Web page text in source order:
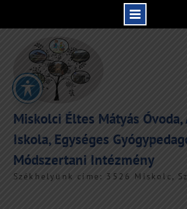
Miskolci Éltes Mátyás
Iskola, Egységes
Módszertani Intézmény
Székhelyünk címe: 3526 Miskolc,